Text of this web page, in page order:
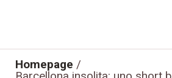
Homepage /